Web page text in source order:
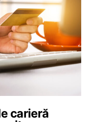
carieră